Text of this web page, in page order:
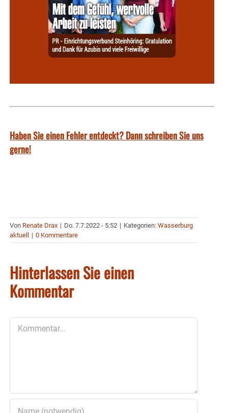
Haben Sie einen Fehler entdeckt? Dann schreiben Sie uns
gerne!
Von Renate Drax | Do. 7.7.2022 - 5:52 | Kategorien: Wasserburg
aktuell
| 0 Kommentare
Hinterlassen Sie einen
Kommentar